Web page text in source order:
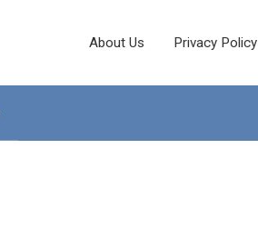
About Us Privacy Policy